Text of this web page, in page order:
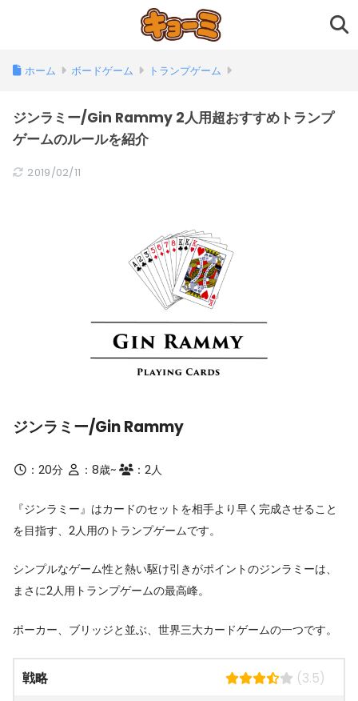
ホーム ボードゲーム トランプゲーム
ジンラミー/Gin Rammy 2人用超おすすめトランプ
ゲームのルールを紹介
2019/02/11
ジンラミー/Gin Rammy
：20分 ：8歳~ ：2人
『ジンラミー』はカードのセットを相手より早く完成させること
を目指す、2人用のトランプゲームです。
シンプルなゲーム性と熱い駆け引きがポイントのジンラミーは、
まさに2人用トランプゲームの最高峰。
ポーカー、ブリッジと並ぶ、世界三大カードゲームの一つです。
戦略 (3.5)